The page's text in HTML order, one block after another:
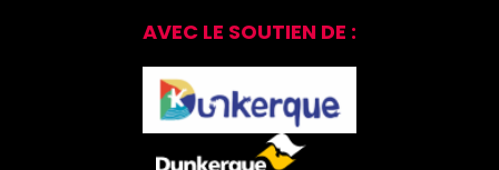
AVEC LE SOUTIEN DE :